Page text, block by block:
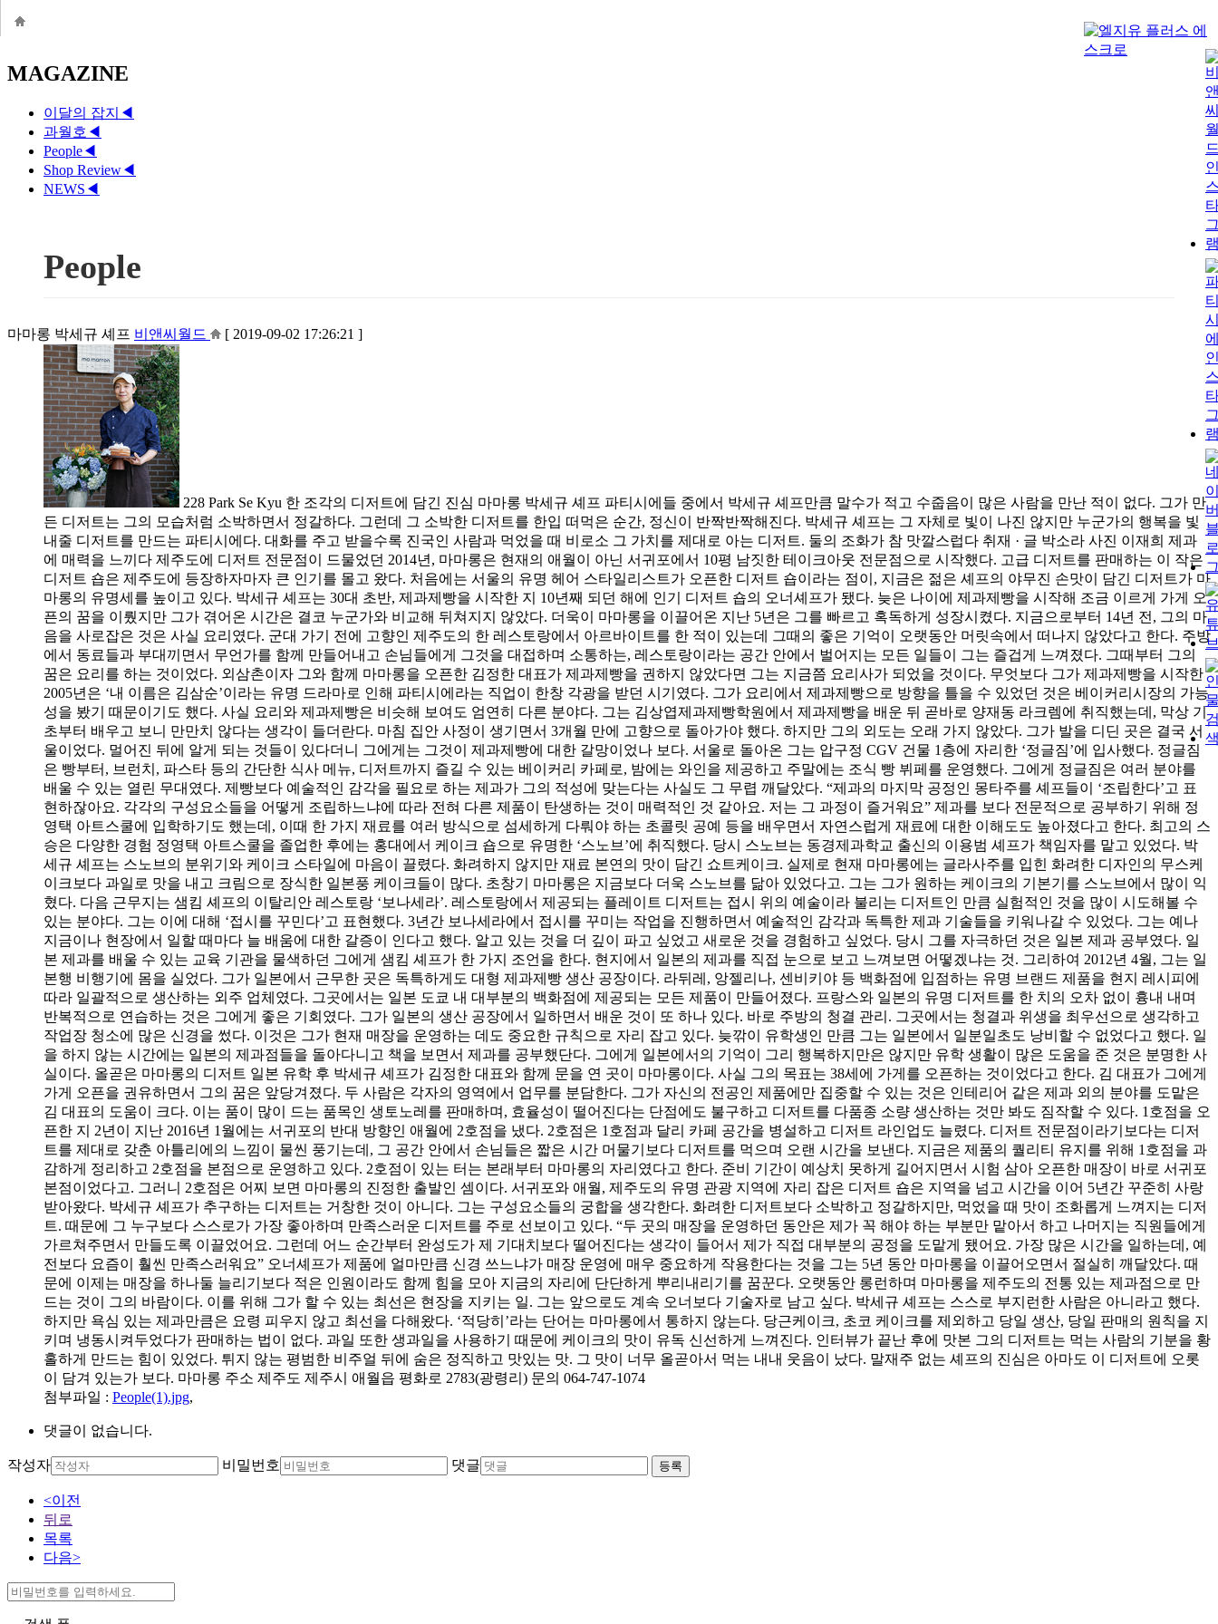
MAGAZINE
이달의 잡지 ◀
과월호 ◀
People◀
Shop Review◀
NEWS ◀
People
마마롱 박세규 셰프 비앤씨월드 [ 2019-09-02 17:26:21 ]
228 Park Se Kyu 한 조각의 디저트에 담긴 진심 마마롱 박세규 셰프 파티시에들 중에서 박세규 셰프만큼 말수가 적고 수줍음이 많은 사람을 만난 적이 없다. 그가 만
든 디저트는 그의 모습처럼 소박하면서 정갈하다. 그런데 그 소박한 디저트를 한입 떠먹은 순간, 정신이 반짝반짝해진다. 박세규 셰프는 그 자체로 빛이 나진 않지만 누군가의 행복을 빛
내줄 디저트를 만드는 파티시에다. 대화를 주고 받을수록 진국인 사람과 먹었을 때 비로소 그 가치를 제대로 아는 디저트. 둘의 조화가 참 맛깔스럽다 취재 · 글 박소라 사진 이재희 제과
에 매력을 느끼다 제주도에 디저트 전문점이 드물었던 2014년, 마마롱은 현재의 애월이 아닌 서귀포에서 10평 남짓한 테이크아웃 전문점으로 시작했다. 고급 디저트를 판매하는 이 작은
디저트 숍은 제주도에 등장하자마자 큰 인기를 몰고 왔다. 처음에는 서울의 유명 헤어 스타일리스트가 오픈한 디저트 숍이라는 점이, 지금은 젊은 셰프의 야무진 손맛이 담긴 디저트가 마
마롱의 유명세를 높이고 있다. 박세규 셰프는 30대 초반, 제과제빵을 시작한 지 10년째 되던 해에 인기 디저트 숍의 오너셰프가 됐다. 늦은 나이에 제과제빵을 시작해 조금 이르게 가게 오
픈의 꿈을 이뤘지만 그가 겪어온 시간은 결코 누군가와 비교해 뒤쳐지지 않았다. 더욱이 마마롱을 이끌어온 지난 5년은 그를 빠르고 혹독하게 성장시켰다. 지금으로부터 14년 전, 그의 마
음을 사로잡은 것은 사실 요리였다. 군대 가기 전에 고향인 제주도의 한 레스토랑에서 아르바이트를 한 적이 있는데 그때의 좋은 기억이 오랫동안 머릿속에서 떠나지 않았다고 한다. 주방
에서 동료들과 부대끼면서 무언가를 함께 만들어내고 손님들에게 그것을 대접하며 소통하는, 레스토랑이라는 공간 안에서 벌어지는 모든 일들이 그는 즐겁게 느껴졌다. 그때부터 그의
꿈은 요리를 하는 것이었다. 외삼촌이자 그와 함께 마마롱을 오픈한 김정한 대표가 제과제빵을 권하지 않았다면 그는 지금쯤 요리사가 되었을 것이다. 무엇보다 그가 제과제빵을 시작한
2005년은 ‘내 이름은 김삼순’이라는 유명 드라마로 인해 파티시에라는 직업이 한창 각광을 받던 시기였다. 그가 요리에서 제과제빵으로 방향을 틀을 수 있었던 것은 베이커리시장의 가능
성을 봤기 때문이기도 했다. 사실 요리와 제과제빵은 비슷해 보여도 엄연히 다른 분야다. 그는 김상엽제과제빵학원에서 제과제빵을 배운 뒤 곧바로 양재동 라크렘에 취직했는데, 막상 기
초부터 배우고 보니 만만치 않다는 생각이 들더란다. 마침 집안 사정이 생기면서 3개월 만에 고향으로 돌아가야 했다. 하지만 그의 외도는 오래 가지 않았다. 그가 발을 디딘 곳은 결국 서
울이었다. 멀어진 뒤에 알게 되는 것들이 있다더니 그에게는 그것이 제과제빵에 대한 갈망이었나 보다. 서울로 돌아온 그는 압구정 CGV 건물 1층에 자리한 ‘정글짐’에 입사했다. 정글짐
은 빵부터, 브런치, 파스타 등의 간단한 식사 메뉴, 디저트까지 즐길 수 있는 베이커리 카페로, 밤에는 와인을 제공하고 주말에는 조식 빵 뷔페를 운영했다. 그에게 정글짐은 여러 분야를
배울 수 있는 열린 무대였다. 제빵보다 예술적인 감각을 필요로 하는 제과가 그의 적성에 맞는다는 사실도 그 무렵 깨달았다. “제과의 마지막 공정인 몽타주를 셰프들이 ‘조립한다’고 표
현하잖아요. 각각의 구성요소들을 어떻게 조립하느냐에 따라 전혀 다른 제품이 탄생하는 것이 매력적인 것 같아요. 저는 그 과정이 즐거워요” 제과를 보다 전문적으로 공부하기 위해 정
영택 아트스쿨에 입학하기도 했는데, 이때 한 가지 재료를 여러 방식으로 섬세하게 다뤄야 하는 초콜릿 공예 등을 배우면서 자연스럽게 재료에 대한 이해도도 높아졌다고 한다. 최고의 스
승은 다양한 경험 정영택 아트스쿨을 졸업한 후에는 홍대에서 케이크 숍으로 유명한 ‘스노브’에 취직했다. 당시 스노브는 동경제과학교 출신의 이용범 셰프가 책임자를 맡고 있었다. 박
세규 셰프는 스노브의 분위기와 케이크 스타일에 마음이 끌렸다. 화려하지 않지만 재료 본연의 맛이 담긴 쇼트케이크. 실제로 현재 마마롱에는 글라사주를 입힌 화려한 디자인의 무스케
이크보다 과일로 맛을 내고 크림으로 장식한 일본풍 케이크들이 많다. 초창기 마마롱은 지금보다 더욱 스노브를 닮아 있었다고. 그는 그가 원하는 케이크의 기본기를 스노브에서 많이 익
혔다. 다음 근무지는 샘킴 셰프의 이탈리안 레스토랑 ‘보나세라’. 레스토랑에서 제공되는 플레이트 디저트는 접시 위의 예술이라 불리는 디저트인 만큼 실험적인 것을 많이 시도해볼 수
있는 분야다. 그는 이에 대해 ‘접시를 꾸민다’고 표현했다. 3년간 보나세라에서 접시를 꾸미는 작업을 진행하면서 예술적인 감각과 독특한 제과 기술들을 키워나갈 수 있었다. 그는 예나
지금이나 현장에서 일할 때마다 늘 배움에 대한 갈증이 인다고 했다. 알고 있는 것을 더 깊이 파고 싶었고 새로운 것을 경험하고 싶었다. 당시 그를 자극하던 것은 일본 제과 공부였다. 일
본 제과를 배울 수 있는 교육 기관을 물색하던 그에게 샘킴 셰프가 한 가지 조언을 한다. 현지에서 일본의 제과를 직접 눈으로 보고 느껴보면 어떻겠냐는 것. 그리하여 2012년 4월, 그는 일
본행 비행기에 몸을 실었다. 그가 일본에서 근무한 곳은 독특하게도 대형 제과제빵 생산 공장이다. 라뒤레, 앙젤리나, 센비키야 등 백화점에 입점하는 유명 브랜드 제품을 현지 레시피에
따라 일괄적으로 생산하는 외주 업체였다. 그곳에서는 일본 도쿄 내 대부분의 백화점에 제공되는 모든 제품이 만들어졌다. 프랑스와 일본의 유명 디저트를 한 치의 오차 없이 흉내 내며
반복적으로 연습하는 것은 그에게 좋은 기회였다. 그가 일본의 생산 공장에서 일하면서 배운 것이 또 하나 있다. 바로 주방의 청결 관리. 그곳에서는 청결과 위생을 최우선으로 생각하고
작업장 청소에 많은 신경을 썼다. 이것은 그가 현재 매장을 운영하는 데도 중요한 규칙으로 자리 잡고 있다. 늦깎이 유학생인 만큼 그는 일본에서 일분일초도 낭비할 수 없었다고 했다. 일
을 하지 않는 시간에는 일본의 제과점들을 돌아다니고 책을 보면서 제과를 공부했단다. 그에게 일본에서의 기억이 그리 행복하지만은 않지만 유학 생활이 많은 도움을 준 것은 분명한 사
실이다. 올곧은 마마롱의 디저트 일본 유학 후 박세규 셰프가 김정한 대표와 함께 문을 연 곳이 마마롱이다. 사실 그의 목표는 38세에 가게를 오픈하는 것이었다고 한다. 김 대표가 그에게
가게 오픈을 권유하면서 그의 꿈은 앞당겨졌다. 두 사람은 각자의 영역에서 업무를 분담한다. 그가 자신의 전공인 제품에만 집중할 수 있는 것은 인테리어 같은 제과 외의 분야를 도맡은
김 대표의 도움이 크다. 이는 품이 많이 드는 품목인 생토노레를 판매하며, 효율성이 떨어진다는 단점에도 불구하고 디저트를 다품종 소량 생산하는 것만 봐도 짐작할 수 있다. 1호점을 오
픈한 지 2년이 지난 2016년 1월에는 서귀포의 반대 방향인 애월에 2호점을 냈다. 2호점은 1호점과 달리 카페 공간을 병설하고 디저트 라인업도 늘렸다. 디저트 전문점이라기보다는 디저
트를 제대로 갖춘 아틀리에의 느낌이 물씬 풍기는데, 그 공간 안에서 손님들은 짧은 시간 머물기보다 디저트를 먹으며 오랜 시간을 보낸다. 지금은 제품의 퀄리티 유지를 위해 1호점을 과
감하게 정리하고 2호점을 본점으로 운영하고 있다. 2호점이 있는 터는 본래부터 마마롱의 자리였다고 한다. 준비 기간이 예상치 못하게 길어지면서 시험 삼아 오픈한 매장이 바로 서귀포
본점이었다고. 그러니 2호점은 어찌 보면 마마롱의 진정한 출발인 셈이다. 서귀포와 애월, 제주도의 유명 관광 지역에 자리 잡은 디저트 숍은 지역을 넘고 시간을 이어 5년간 꾸준히 사랑
받아왔다. 박세규 셰프가 추구하는 디저트는 거창한 것이 아니다. 그는 구성요소들의 궁합을 생각한다. 화려한 디저트보다 소박하고 정갈하지만, 먹었을 때 맛이 조화롭게 느껴지는 디저
트. 때문에 그 누구보다 스스로가 가장 좋아하며 만족스러운 디저트를 주로 선보이고 있다. “두 곳의 매장을 운영하던 동안은 제가 꼭 해야 하는 부분만 맡아서 하고 나머지는 직원들에게
가르쳐주면서 만들도록 이끌었어요. 그런데 어느 순간부터 완성도가 제 기대치보다 떨어진다는 생각이 들어서 제가 직접 대부분의 공정을 도맡게 됐어요. 가장 많은 시간을 일하는데, 예
전보다 요즘이 훨씬 만족스러워요” 오너셰프가 제품에 얼마만큼 신경 쓰느냐가 매장 운영에 매우 중요하게 작용한다는 것을 그는 5년 동안 마마롱을 이끌어오면서 절실히 깨달았다. 때
문에 이제는 매장을 하나둘 늘리기보다 적은 인원이라도 함께 힘을 모아 지금의 자리에 단단하게 뿌리내리기를 꿈꾼다. 오랫동안 롱런하며 마마롱을 제주도의 전통 있는 제과점으로 만
드는 것이 그의 바람이다. 이를 위해 그가 할 수 있는 최선은 현장을 지키는 일. 그는 앞으로도 계속 오너보다 기술자로 남고 싶다. 박세규 셰프는 스스로 부지런한 사람은 아니라고 했다.
하지만 욕심 있는 제과만큼은 요령 피우지 않고 최선을 다해왔다. ‘적당히’라는 단어는 마마롱에서 통하지 않는다. 당근케이크, 초코 케이크를 제외하고 당일 생산, 당일 판매의 원칙을 지
키며 냉동시켜두었다가 판매하는 법이 없다. 과일 또한 생과일을 사용하기 때문에 케이크의 맛이 유독 신선하게 느껴진다. 인터뷰가 끝난 후에 맛본 그의 디저트는 먹는 사람의 기분을 황
홀하게 만드는 힘이 있었다. 튀지 않는 평범한 비주얼 뒤에 숨은 정직하고 맛있는 맛. 그 맛이 너무 올곧아서 먹는 내내 웃음이 났다. 말재주 없는 셰프의 진심은 아마도 이 디저트에 오롯
이 담겨 있는가 보다. 마마롱 주소 제주도 제주시 애월읍 평화로 2783(광령리) 문의 064-747-1074
첨부파일 : People(1).jpg,
댓글이 없습니다.
작성자 비밀번호 댓글 등록
<이전
뒤로
목록
다음>